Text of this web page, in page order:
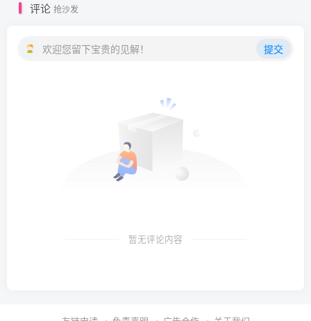
评论 抢沙发
欢迎您留下宝贵的见解！ 提交
暂无评论内容